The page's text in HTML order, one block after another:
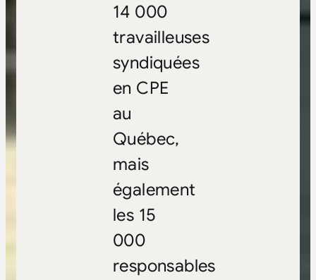
14 000
travailleuses
syndiquées
en CPE
au
Québec,
mais
également
les 15
000
responsables